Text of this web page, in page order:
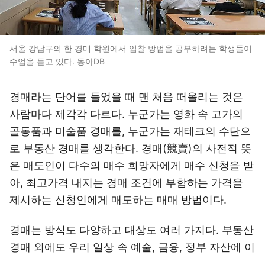
서울 강남구의 한 경매 학원에서 입찰 방법을 공부하려는 학생들이
수업을 듣고 있다. 동아DB
경매라는 단어를 들었을 때 맨 처음 떠올리는 것은
사람마다 제각각 다르다. 누군가는 영화 속 고가의
골동품과 미술품 경매를, 누군가는 재테크의 수단으
로 부동산 경매를 생각한다. 경매(競賣)의 사전적 뜻
은 매도인이 다수의 매수 희망자에게 매수 신청을 받
아, 최고가격 내지는 경매 조건에 부합하는 가격을
제시하는 신청인에게 매도하는 매매 방법이다.
경매는 방식도 다양하고 대상도 여러 가지다. 부동산
경매 외에도 우리 일상 속 예술, 금융, 정부 자산에 이